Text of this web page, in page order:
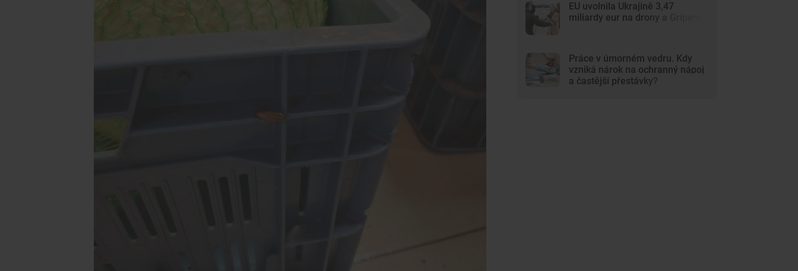
EU uvolnila Ukrajině 3,47
miliardy eur na drony a Gripeny
Práce v úmorném vedru. Kdy
vzniká nárok na ochranný nápoj
a častější přestávky?